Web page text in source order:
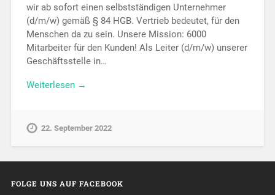
wir ab sofort einen selbstständigen Unternehmer
(d/m/w) gemäß § 84 HGB. Vertrieb bedeutet, für den
Menschen da zu sein. Unsere Mission: 6000
Mitarbeiter für den Kunden! Als Leiter (d/m/w) unserer
Geschäftsstelle in…
Weiterlesen →
22. September 2022
FOLGE UNS AUF FACEBOOK